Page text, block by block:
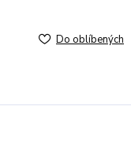
Do oblíbených